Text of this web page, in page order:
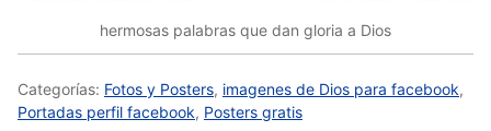
hermosas palabras que dan gloria a Dios
Categorías: Fotos y Posters, imagenes de Dios para facebook,
Portadas perfil facebook, Posters gratis